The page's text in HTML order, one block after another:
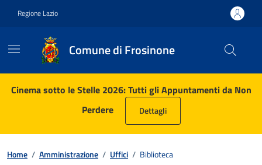
Regione Lazio
Comune di Frosinone
Contenuti in evidenza
Cinema sotto le Stelle 2026: Tutti gli Appuntamenti da Non
Perdere
Dettagli
Home / Amministrazione / Uffici / Biblioteca